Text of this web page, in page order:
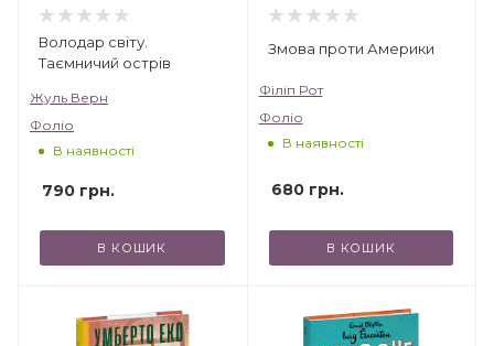
Володар світу.
Таємничий острів
Жуль Верн
Фоліо
В наявності
790 грн.
В КОШИК
Змова проти Америки
Філіп Рот
Фоліо
В наявності
680грн.
В КОШИК